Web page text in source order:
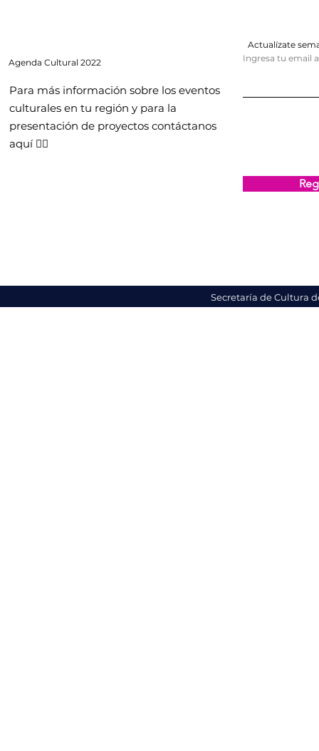
Agenda Cultural 2022
Para más información sobre los eventos
culturales en tu región y para la
presentación de proyectos contáctanos
aquí 👇🏻
Actualízate
Ingresa tu email
Secretaría de Cultura